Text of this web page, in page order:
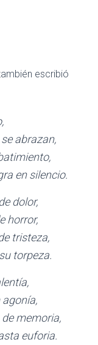
escribió
abrazan,
en silencio.
dolor,
horror,
tristeza,
torpeza.
memoria,
euforia.